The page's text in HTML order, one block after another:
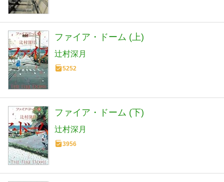
ファイア・ドーム (上)
辻村深月
5252
ファイア・ドーム (下)
辻村深月
3956